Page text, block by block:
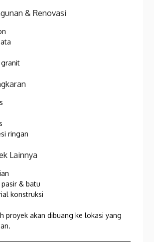
& Renovasi
granit
ringan
Lainnya
& batu
konstruksi
proyek akan dibuang ke lokasi yang